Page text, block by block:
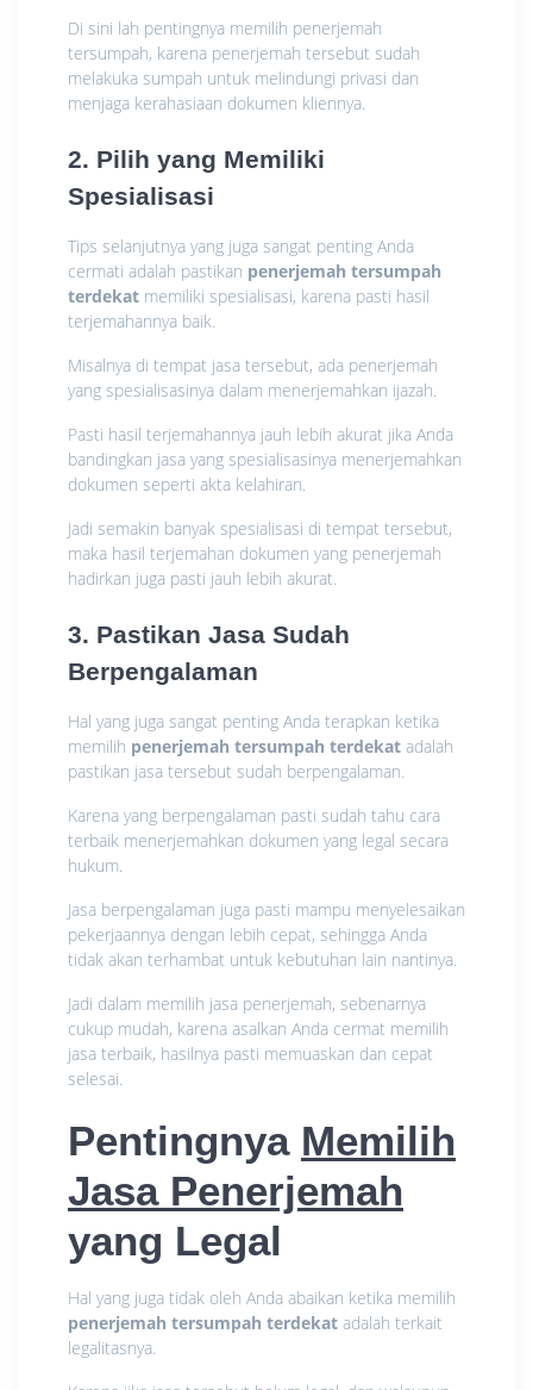
Di sini lah pentingnya memilih penerjemah
tersumpah, karena penerjemah tersebut sudah
melakuka sumpah untuk melindungi privasi dan
menjaga kerahasiaan dokumen kliennya.
2. Pilih yang Memiliki
Spesialisasi
Tips selanjutnya yang juga sangat penting Anda
cermati adalah pastikan penerjemah tersumpah
terdekat memiliki spesialisasi, karena pasti hasil
terjemahannya baik.
Misalnya di tempat jasa tersebut, ada penerjemah
yang spesialisasinya dalam menerjemahkan ijazah.
Pasti hasil terjemahannya jauh lebih akurat jika Anda
bandingkan jasa yang spesialisasinya menerjemahkan
dokumen seperti akta kelahiran.
Jadi semakin banyak spesialisasi di tempat tersebut,
maka hasil terjemahan dokumen yang penerjemah
hadirkan juga pasti jauh lebih akurat.
3. Pastikan Jasa Sudah
Berpengalaman
Hal yang juga sangat penting Anda terapkan ketika
memilih penerjemah tersumpah terdekat adalah
pastikan jasa tersebut sudah berpengalaman.
Karena yang berpengalaman pasti sudah tahu cara
terbaik menerjemahkan dokumen yang legal secara
hukum.
Jasa berpengalaman juga pasti mampu menyelesaikan
pekerjaannya dengan lebih cepat, sehingga Anda
tidak akan terhambat untuk kebutuhan lain nantinya.
Jadi dalam memilih jasa penerjemah, sebenarnya
cukup mudah, karena asalkan Anda cermat memilih
jasa terbaik, hasilnya pasti memuaskan dan cepat
selesai.
Pentingnya Memilih
Jasa Penerjemah
yang Legal
Hal yang juga tidak oleh Anda abaikan ketika memilih
penerjemah tersumpah terdekat adalah terkait
legalitasnya.